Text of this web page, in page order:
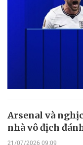
Arsenal và
nhà vô địch
21/07/2026 09:09